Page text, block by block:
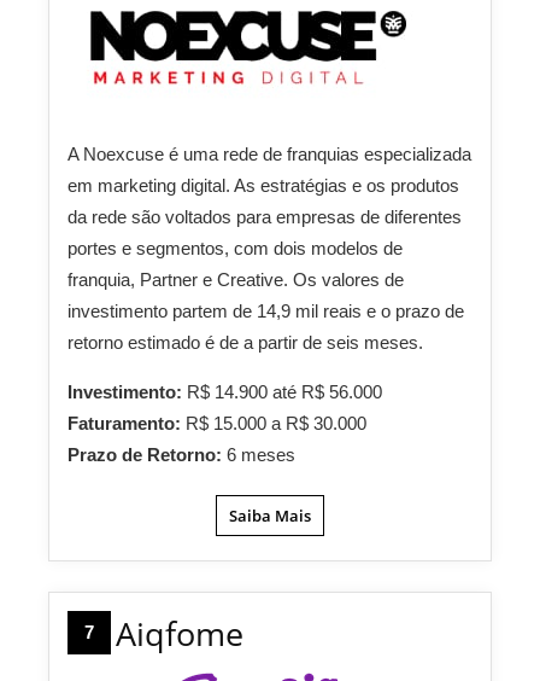
A Noexcuse é uma rede de franquias especializada
em marketing digital. As estratégias e os produtos
da rede são voltados para empresas de diferentes
portes e segmentos, com dois modelos de
franquia, Partner e Creative. Os valores de
investimento partem de 14,9 mil reais e o prazo de
retorno estimado é de a partir de seis meses.
Investimento: R$ 14.900 até R$ 56.000
Faturamento: R$ 15.000 a R$ 30.000
Prazo de Retorno: 6 meses
Saiba Mais
7 Aiqfome